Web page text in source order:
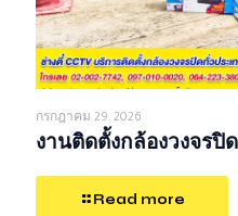
กรกฎาคม 29, 2026
งานติดตั้งกล้องวงจรปิ
Read more